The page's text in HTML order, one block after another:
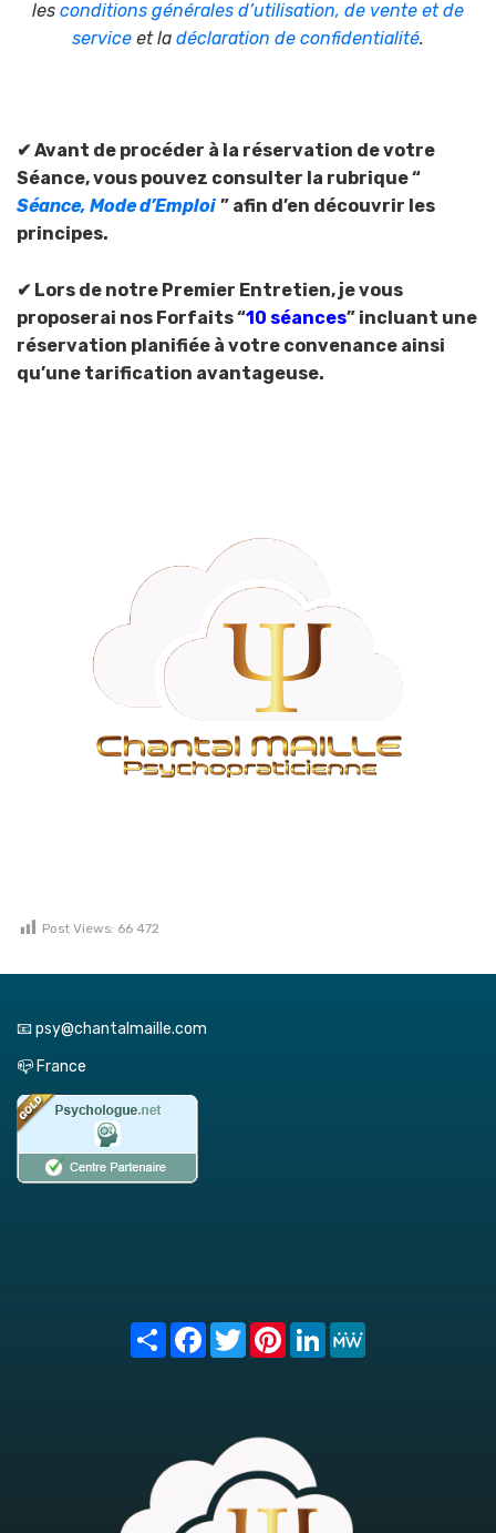
les conditions générales d’utilisation, de vente et de
service et la déclaration de confidentialité.
✔ Avant de procéder à la réservation de votre
Séance, vous pouvez consulter la rubrique “
Séance, Mode d’Emploi ” afin d’en découvrir les
principes.
✔ Lors de notre Premier Entretien, je vous
proposerai nos Forfaits “10 séances” incluant une
réservation planifiée à votre convenance ainsi
qu’une tarification avantageuse.
Post Views: 66 472
📧 psy@chantalmaille.com
📪 France
Share FacebookTwitterPinterest
LinkedIn